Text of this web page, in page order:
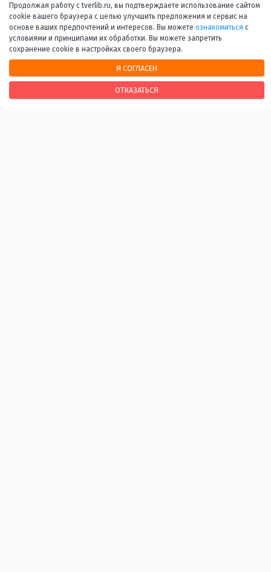
47 48 ... 53 Вперед
НАШИ КОНТАКТЫ
Продолжая работу с tverlib.ru, вы подтверждаете использование сайтом
cookie вашего браузера с целью улучшить предложения и сервис на
основе ваших предпочтений и интересов. Вы можете ознакомиться с
условиями и принципами их обработки. Вы можете запретить
сохранение cookie в настройках своего браузера.
Я СОГЛАСЕН
ОТКАЗАТЬСЯ